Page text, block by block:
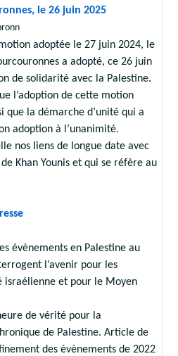
le 26 juin 2025
adoptée le 27 juin 2024, le
a adopté, ce 26 juin
de solidarité avec la Palestine.
l’adoption de cette motion
la démarche d’unité qui a
adoption à l’unanimité.
nos liens de longue date avec
Khan Younis et qui se réfère au
évènements en Palestine au
l’avenir pour les
israélienne et pour le Moyen
de vérité pour la
de Palestine. Article de
des évènements de 2022